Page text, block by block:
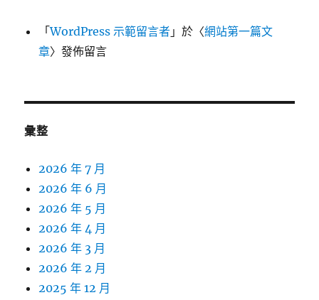
「WordPress 示範留言者 」於〈網站第一篇文
章〉發佈留言
彙整
2026 年 7 月
2026 年 6 月
2026 年 5 月
2026 年 4 月
2026 年 3 月
2026 年 2 月
2025 年 12 月